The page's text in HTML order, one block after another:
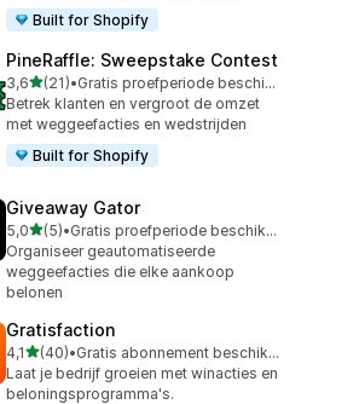
Built for Shopify
PineRaffle: Sweepstake Contest
3,6van 5 sterren
(21)
21 recensies in totaal
•
Gratis proefperiode beschikbaar
Betrek klanten en vergroot de omzet
met weggeefacties en wedstrijden
Built for Shopify
Giveaway Gator
5,0van 5 sterren
(5)
5 recensies in totaal
•
Gratis proefperiode beschikbaar
Organiseer geautomatiseerde
weggeefacties die elke aankoop
belonen
Gratisfaction
4,1van 5 sterren
(40)
40 recensies in totaal
•
Gratis abonnement beschikbaar
Laat je bedrijf groeien met winacties en
beloningsprogramma's.